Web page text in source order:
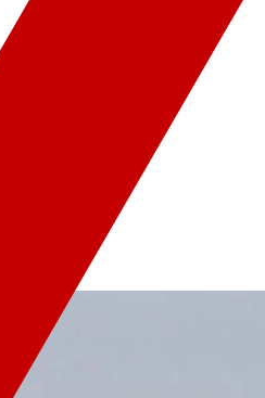
dönemi başlıyor
diplomasisi